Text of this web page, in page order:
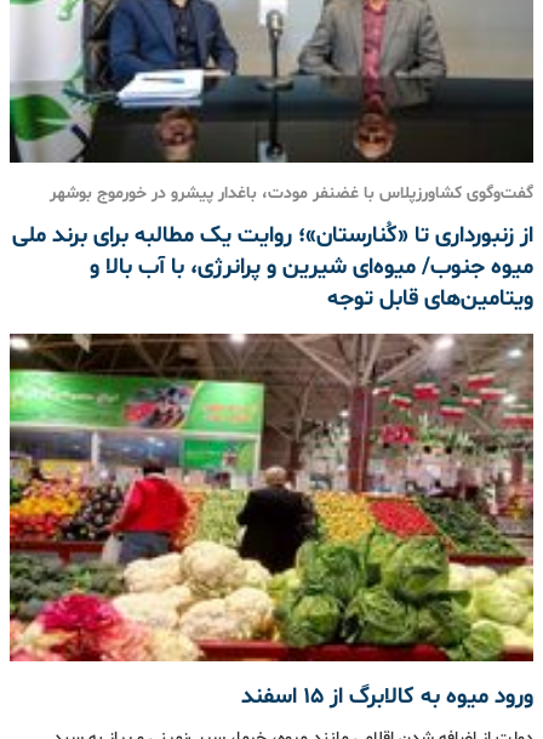
گفت‌وگوی کشاورزپلاس با غضنفر مودت، باغدار پیشرو در خورموج بوشهر
از زنبورداری تا «کُنارستان»؛ روایت یک مطالبه برای برند ملی
میوه جنوب/ میوه‌ای شیرین و پرانرژی، با آب بالا و
ویتامین‌های قابل توجه
ورود میوه به کالابرگ از 15 اسفند